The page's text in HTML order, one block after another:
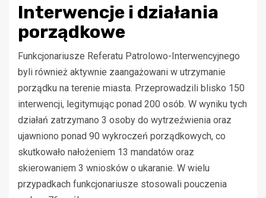
Interwencje i działania
porządkowe
Funkcjonariusze Referatu Patrolowo-Interwencyjnego
byli również aktywnie zaangażowani w utrzymanie
porządku na terenie miasta. Przeprowadzili blisko 150
interwencji, legitymując ponad 200 osób. W wyniku tych
działań zatrzymano 3 osoby do wytrzeźwienia oraz
ujawniono ponad 90 wykroczeń porządkowych, co
skutkowało nałożeniem 13 mandatów oraz
skierowaniem 3 wniosków o ukaranie. W wielu
przypadkach funkcjonariusze stosowali pouczenia